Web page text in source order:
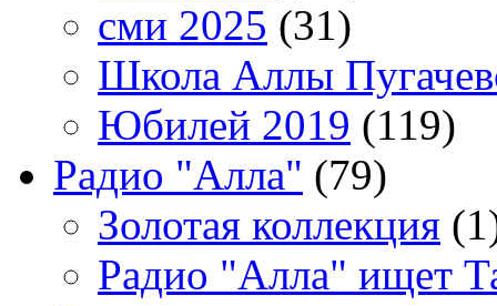
сми 2025 (31)
Школа Аллы
Юбилей 2019 (119)
Радио "Алла" (79)
Золотая коллекция
Радио "Алла" ищет